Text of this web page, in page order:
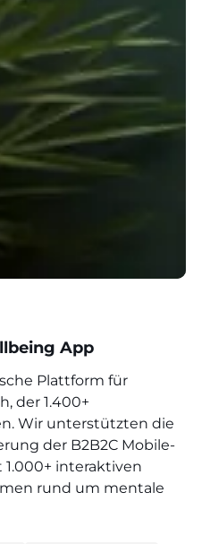
App
Plattform für
der 1.400+
Wir unterstützten die
der B2B2C Mobile-
interaktiven
rund um mentale